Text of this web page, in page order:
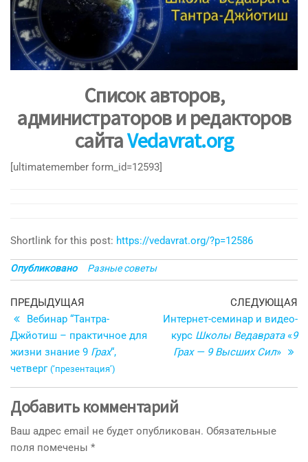
Список авторов,
администраторов и редакторов
сайтаVedavrat.org
[ultimatemember form_id=12593]
Shortlink for this post: https://vedavrat.org/?p=12586
Опубликовано Разные советы
Навигация
по
записям
Предыдущая
запись
ПРЕДЫДУЩАЯ
Вебинар “Тантра-
Джйотиш – практичное для
жизни знание 9 Грах“,
четверг (‘презентация’)
СЛЕДУЮЩАЯ
Интернет-семинар и видео-
курс Школы Ведаврата«9
Грах — 9 Высших Сил»
Добавить комментарий
Ваш адрес email не будет опубликован. Обязательные
поля помечены *